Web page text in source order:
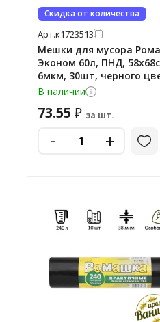
Скидка от количества
Арт.к1723513
Мешки для мусора
Эконом 60л, ПНД,
6мкм, 30шт, черного
рулоне
В наличии
73.55 ₽ за шт.
- +